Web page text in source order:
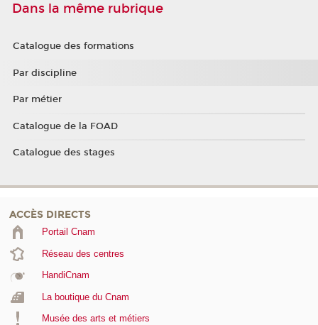
Dans la même rubrique
Catalogue des formations
Par discipline
Par métier
Catalogue de la FOAD
Catalogue des stages
ACCÈS DIRECTS
Portail Cnam
Réseau des centres
HandiCnam
La boutique du Cnam
Musée des arts et métiers